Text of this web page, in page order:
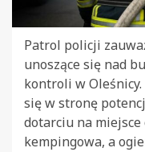
Patrol policji
unoszące się nad
kontroli w
się w stronę
dotarciu na miejsce
kempingowa, a